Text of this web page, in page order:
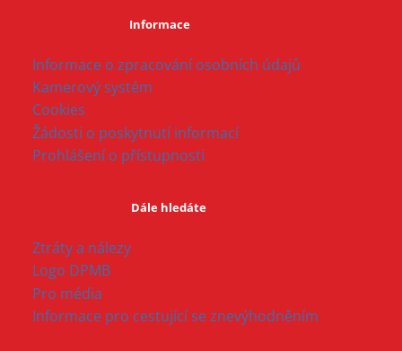
Informace
Informace o zpracování osobních údajů
Kamerový systém
Cookies
Žádosti o poskytnutí informací
Prohlášení o přístupnosti
Dále hledáte
Ztráty a nálezy
Logo DPMB
Pro média
Informace pro cestující se znevýhodněním